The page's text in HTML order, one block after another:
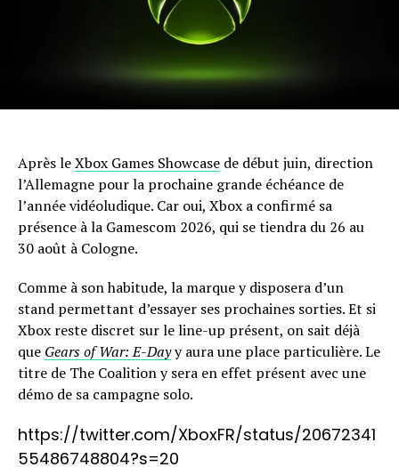
Après leXbox Games Showcase de début juin, direction
l’Allemagne pour la prochaine grande échéance de
l’année vidéoludique. Car oui, Xbox a confirmé sa
présence à la Gamescom 2026, qui se tiendra du 26 au
30 août à Cologne.
Comme à son habitude, la marque y disposera d’un
stand permettant d’essayer ses prochaines sorties. Et si
Xbox reste discret sur le line-up présent, on sait déjà
que Gears of War: E-Dayy aura une place particulière. Le
titre de The Coalition y sera en effet présent avec une
démo de sa campagne solo.
https://twitter.com/XboxFR/status/20672341
55486748804?s=20